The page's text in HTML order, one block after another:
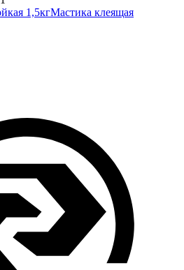
1,5кгМастика клеящая